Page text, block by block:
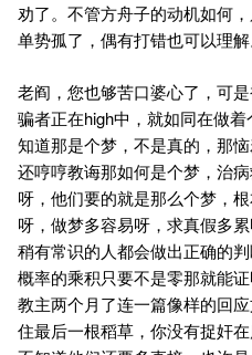
劝了。不管方舟子的动机如何
单势孤了，偶有打错也可以理解
老阎，您也够苦口婆心了，可
骗者正在high中，就如同在做
知道那是个梦，不是真的，那
还哼哼教诲那如何是个梦，治
呀，他们要的就是那么个梦，
呀，做梦多容易呀，求真假多
稍有常识的人都会做出正确的
概率的乘积只要不是零那就能
教主两个月了连一篇像样的回
住最后一根稻草，你没有捉奸